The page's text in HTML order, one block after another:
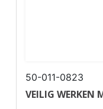
50-011-0823
VEILIG WERKEN